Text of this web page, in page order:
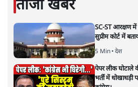
मुकेश कुमारकी और स्टोरी पढ़ें